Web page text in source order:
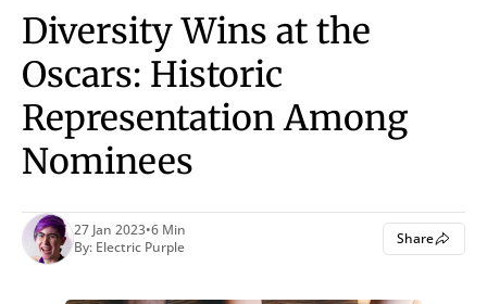
With Carousel
Latest
Tags
Archive
Contact
Sign Up
Subscribe
Membership
Posts
Diversity Wins at the
Oscars: Historic
Representation Among
Nominees
27 Jan 2023•6 Min
By: Electric Purple Share